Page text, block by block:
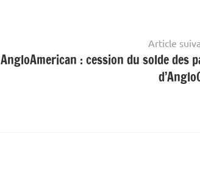
Article
AngloAmerican : cession du solde des